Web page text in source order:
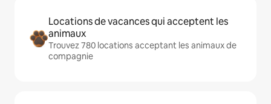
Locations de vacances qui acceptent les
animaux
Trouvez 780 locations acceptant les animaux de
compagnie